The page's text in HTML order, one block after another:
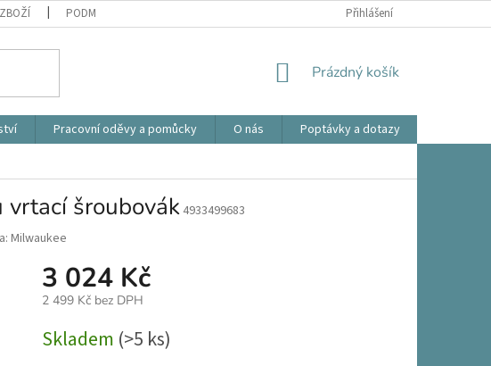
PODMÍNKY OCHRANY OSOBNÍCH ÚDAJŮ OBCHODNÍ PODMÍNKY
Přihlášení
NÁKUPNÍ
Prázdný košík
Pracovní oděvy a pomůcky O nás Poptávky a dotazy
vrtací šroubovák 4933499683
Milwaukee
3 024 Kč
2 499 Kč bez DPH
cena:
Skladem (>5 ks)